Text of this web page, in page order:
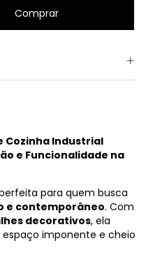
Cozinha Industrial
e Funcionalidade na
para quem busca
e contemporâneo. Com
decorativos, ela
imponente e cheio